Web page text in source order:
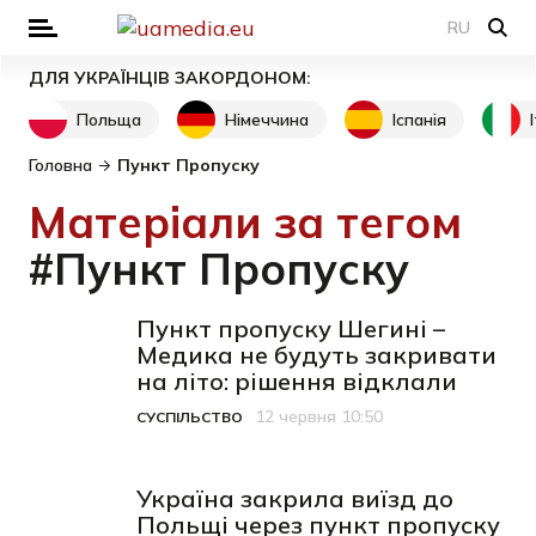
RU
ДЛЯ УКРАЇНЦІВ ЗАКОРДОНОМ:
Польща
Німеччина Іспанія
Головна Пункт Пропуску
Матеріали за тегом
#Пункт Пропуску
Пункт пропуску Шегині –
Медика не будуть закривати
на літо: рішення відклали
Категорія
СУСПІЛЬСТВО
Дата публікації12 червня 10:50
Україна закрила виїзд до
Польщі через пункт пропуску